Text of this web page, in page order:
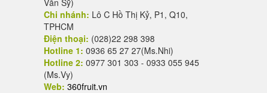
Văn Sỹ)
Chi nhánh: Lô C Hồ Thị Kỷ, P1, Q10,
TPHCM
Điện thoại: (028)22 298 398
Hotline 1: 0936 65 27 27(Ms.Nhi)
Hotline 2: 0977 301 303 - 0933 055 945
(Ms.Vy)
Web: 360fruit.vn